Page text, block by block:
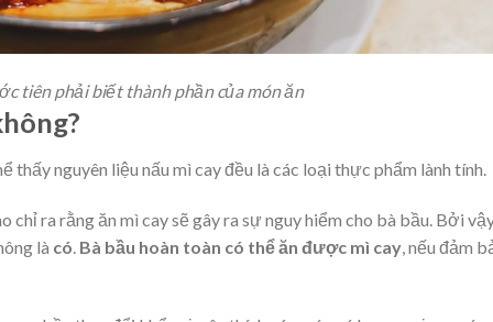
tiên phải biết thành phần của món ăn
thấy nguyên liệu nấu mì cay đều là các loại thực phẩm lành tính.
chỉ ra rằng ăn mì cay sẽ gây ra sự nguy hiểm cho bà bầu. Bởi
là có Bà bầu hoàn toàn có thể ăn được mì cay , nếu đảm